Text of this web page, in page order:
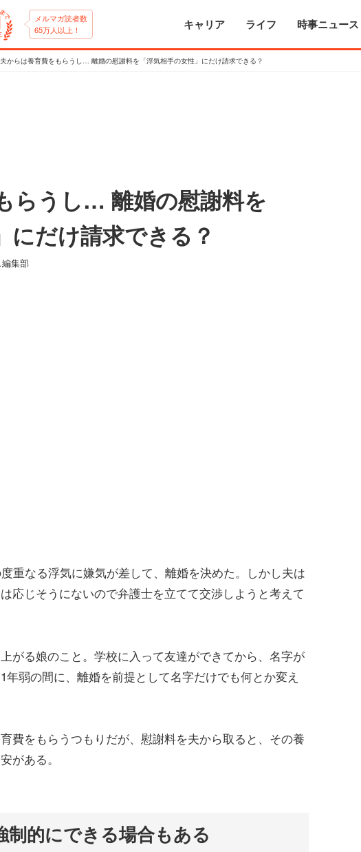
メルマガ読者数
65万人以上！
キャリア ライフ 時事ニュース
夫からは養育費をもらうし… 離婚の慰謝料を「浮気相手の女性」にだけ請求できる？
らうし… 離婚の慰謝料を
にだけ請求できる？
集部
重なる浮気に嫌気が差して、離婚を決めた。しかし夫は
応じそうにないので弁護士を立てて交渉しようと考えて
がる娘のこと。学校に入って友達ができてから、名字が
弱の間に、離婚を前提として名字だけでも何とか変え
費をもらうつもりだが、慰謝料を夫から取ると、その養
がある。
的にできる場合もある